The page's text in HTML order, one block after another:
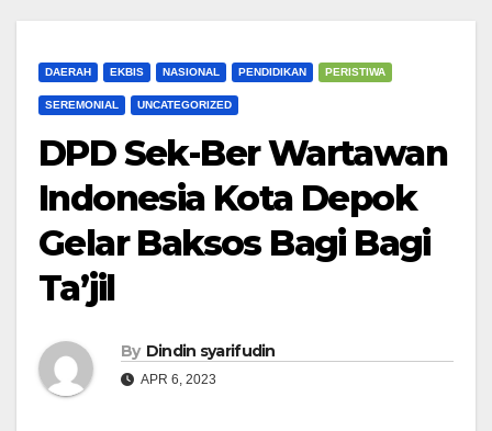
DAERAH EKBIS NASIONAL PENDIDIKAN PERISTIWA
SEREMONIAL UNCATEGORIZED
DPD Sek-Ber Wartawan
Indonesia Kota Depok
Gelar Baksos Bagi Bagi
Ta’jil
By Dindin syarifudin
APR 6, 2023